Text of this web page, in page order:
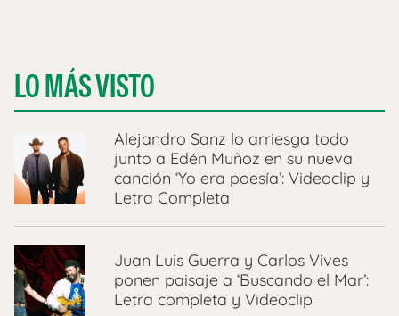
LO MÁS VISTO
Alejandro Sanz lo arriesga todo
junto a Edén Muñoz en su nueva
canción ‘Yo era poesía’: Videoclip y
Letra Completa
Juan Luis Guerra y Carlos Vives
ponen paisaje a ‘Buscando el Mar’:
Letra completa y Videoclip